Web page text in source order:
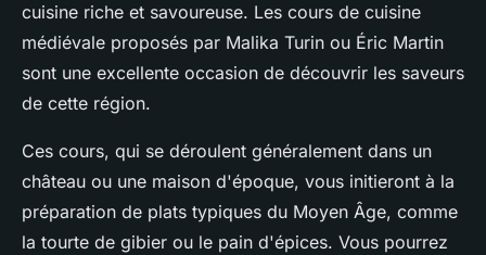
cuisine riche et savoureuse. Les cours de cuisine
médiévale proposés par Malika Turin ou Éric Martin
sont une excellente occasion de découvrir les saveurs
de cette région.
Ces cours, qui se déroulent généralement dans un
château ou une maison d'époque, vous initieront à la
préparation de plats typiques du Moyen Âge, comme
la tourte de gibier ou le pain d'épices. Vous pourrez